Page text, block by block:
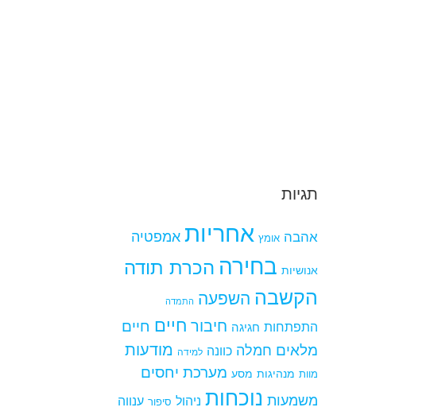
תגיות
אהבה אומץ אחריות אמפטיה
אנושיות בחירה הכרת תודה
הקשבה השפעה התמדה
התפתחות חגיגה חיבור חיים חיים
מלאים חמלה כוונה למידה מודעות
מוות מנהיגות מסע מערכת יחסים
משמעות נוכחות ניהול סיפור ענווה